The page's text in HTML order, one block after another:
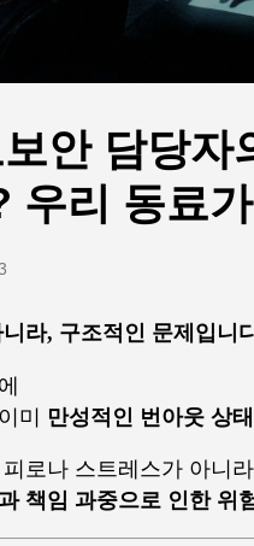
안 담당자
우리 동료
라, 구조적인 문제입니
미 만성적인 번아웃 상태
로나 스트레스가 아니
책임 과중으로 인한 위